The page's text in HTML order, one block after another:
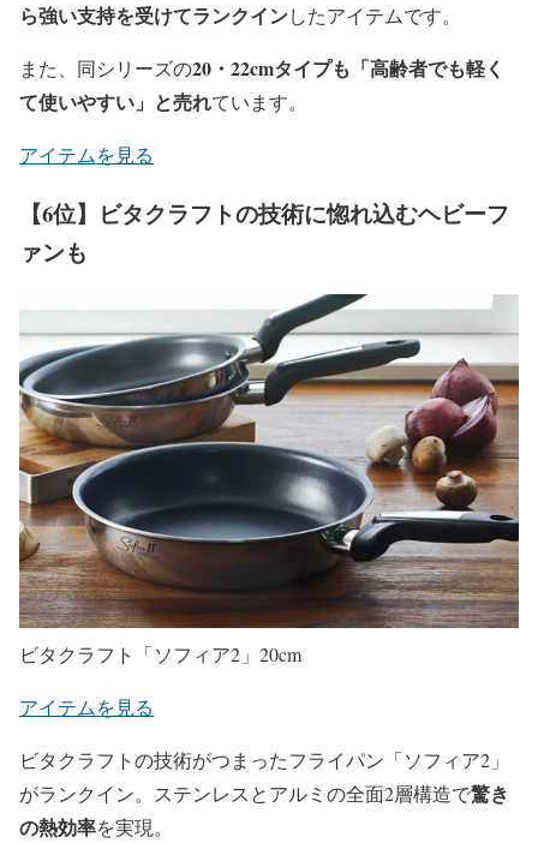
ら強い支持を受けてランクインしたアイテムです。
また、同シリーズの20・22cmタイプも「高齢者でも軽く
て使いやすい」と売れています。
アイテムを見る
【6位】ビタクラフトの技術に惚れ込むヘビーフ
ァンも
ビタクラフト「ソフィア2」20cm
アイテムを見る
ビタクラフトの技術がつまったフライパン「ソフィア2」
がランクイン。ステンレスとアルミの全面2層構造で驚き
の熱効率を実現。